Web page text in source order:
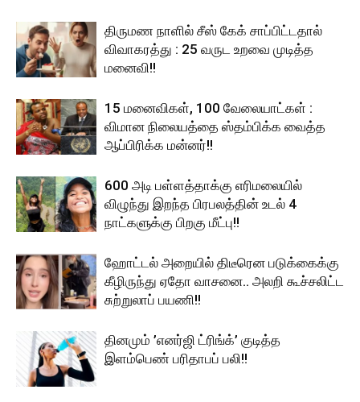
திருமண நாளில் சீஸ் கேக் சாப்பிட்டதால்
விவாகரத்து : 25 வருட உறவை முடித்த
மனைவி!!
15 மனைவிகள், 100 வேலையாட்கள் :
விமான நிலையத்தை ஸ்தம்பிக்க வைத்த
ஆப்பிரிக்க மன்னர்!!
600 அடி பள்ளத்தாக்கு எரிமலையில்
விழுந்து இறந்த பிரபலத்தின் உடல் 4
நாட்களுக்கு பிறகு மீட்பு!!
ஹோட்டல் அறையில் திடீரென படுக்கைக்கு
கீழிருந்து ஏதோ வாசனை.. அலறி கூச்சலிட்ட
சுற்றுலாப் பயணி!!
தினமும் ’எனர்ஜி ட்ரிங்க்’ குடித்த
இளம்பெண் பரிதாபப் பலி!!